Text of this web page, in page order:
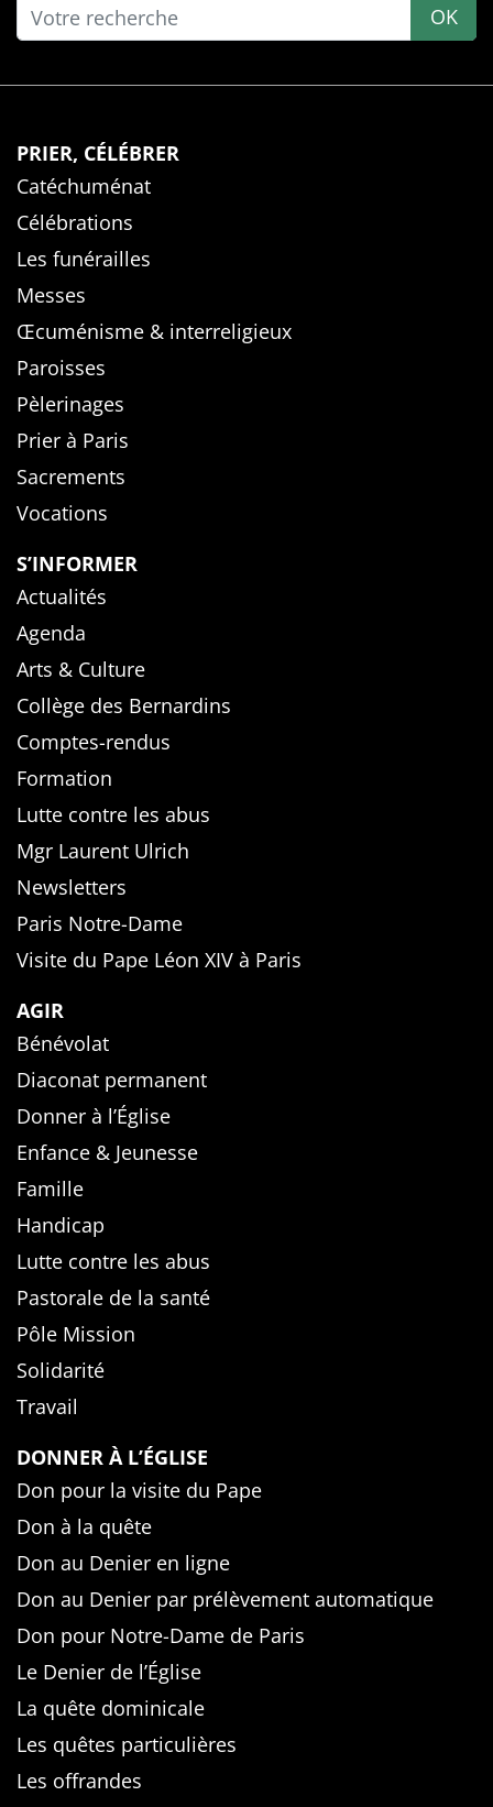
OK
PRIER, CÉLÉBRER
Catéchuménat
Célébrations
Les funérailles
Messes
Œcuménisme & interreligieux
Paroisses
Pèlerinages
Prier à Paris
Sacrements
Vocations
S’INFORMER
Actualités
Agenda
Arts & Culture
Collège des Bernardins
Comptes-rendus
Formation
Lutte contre les abus
Mgr Laurent Ulrich
Newsletters
Paris Notre-Dame
Visite du Pape Léon XIV à Paris
AGIR
Bénévolat
Diaconat permanent
Donner à l’Église
Enfance & Jeunesse
Famille
Handicap
Lutte contre les abus
Pastorale de la santé
Pôle Mission
Solidarité
Travail
DONNER À L’ÉGLISE
Don pour la visite du Pape
Don à la quête
Don au Denier en ligne
Don au Denier par prélèvement automatique
Don pour Notre-Dame de Paris
Le Denier de l’Église
La quête dominicale
Les quêtes particulières
Les offrandes